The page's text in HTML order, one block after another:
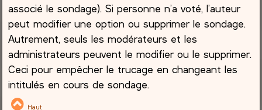
associé le sondage). Si personne n’a voté, l’auteur
peut modifier une option ou supprimer le sondage.
Autrement, seuls les modérateurs et les
administrateurs peuvent le modifier ou le supprimer.
Ceci pour empêcher le trucage en changeant les
intitulés en cours de sondage.
Haut